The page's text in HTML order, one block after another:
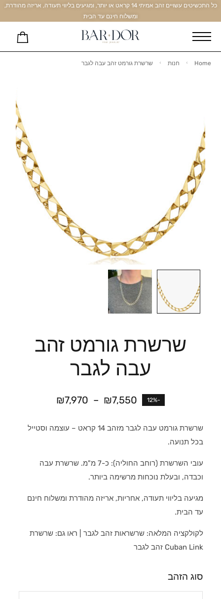
כל התכשיטים עשויים זהב אמיתי 14 קראט או יותר, ומגיעים בליווי תעודה, אריזה מהודרת,
ומשלוח חינם עד הבית
Home חנות שרשרת גורמט זהב עבה לגבר
שרשרת גורמט זהב
עבה לגבר
-12%
₪7,550
–
₪7,970
שרשרת גורמט עבה לגבר מזהב 14 קראט – עוצמה וסטייל
בכל תנועה.
עובי השרשרת (רוחב החוליה): כ-7 מ"מ. שרשרת עבה
וכבדה, ובעלת נוכחות מרשימה ביותר.
מגיעה בליווי תעודה, אחריות, אריזה מהודרת ומשלוח חינם
עד הבית.
לקולקציה המלאה:שרשראות זהב לגבר | ראו גם:שרשרת
Cuban Link זהב לגבר
סוג הזהב